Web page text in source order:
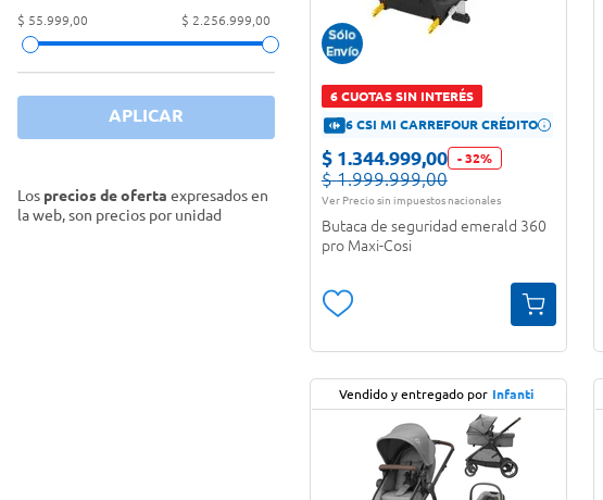
sahumerios
Asiento para hermanos cochecito
(1)
Bolso maternal (2 )
Butaca para niños(4)
$ 55.999,00 $ 2.256.999,00
APLICAR
Los precios de oferta expresados en
la web, son precios por unidad
6 CUOTAS SIN INTERÉS
6 CSI MI CARREFOUR CRÉDITO
$ 1.344.999,00 - 32%
$ 1.999.999,00
Ver Precio sin impuestos nacionales
Butaca de seguridad emerald 360
pro Maxi-Cosi
Vendido y entregado por Infanti